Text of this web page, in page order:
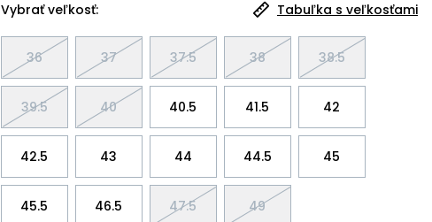
Vybrať veľkosť: Tabuľka s veľkosťami
36 37 37.5 38 38.5
39.5 40 40.5 41.5 42
42.5 43 44 44.5 45
45.5 46.5 47.5 49